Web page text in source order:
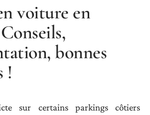
voiture en
bonnes
!
sur certains parkings côtiers